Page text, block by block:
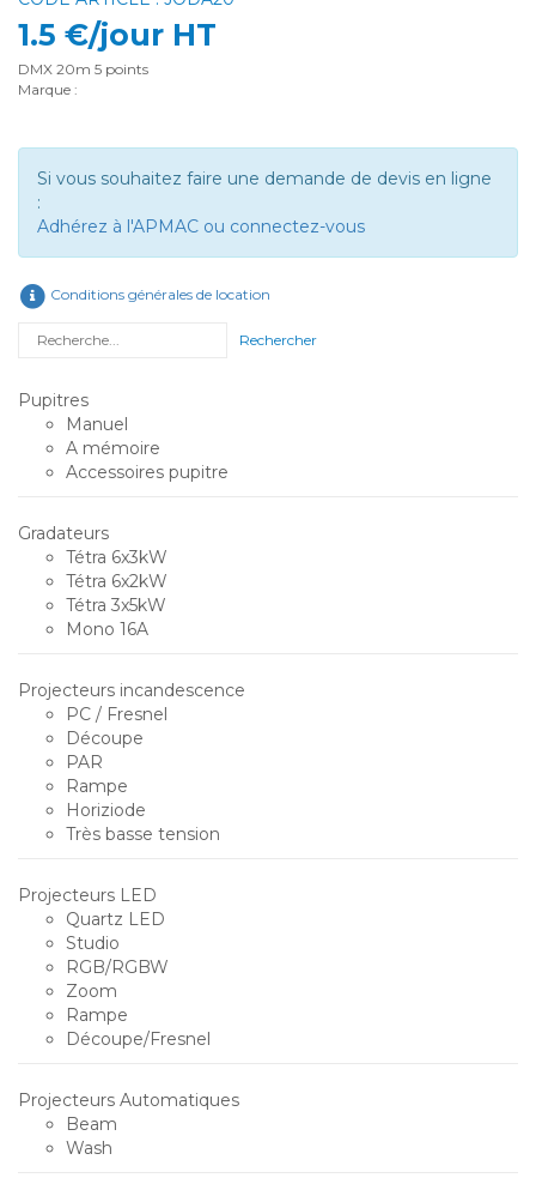
1.5 €/jour HT
DMX 20m 5 points
Marque :
Si vous souhaitez faire une demande de devis en ligne
:
Adhérez à l'APMAC ou connectez-vous
Conditions générales de location
Rechercher
Pupitres
Manuel
A mémoire
Accessoires pupitre
Gradateurs
Tétra 6x3kW
Tétra 6x2kW
Tétra 3x5kW
Mono 16A
Projecteurs incandescence
PC / Fresnel
Découpe
PAR
Rampe
Horiziode
Très basse tension
Projecteurs LED
Quartz LED
Studio
RGB/RGBW
Zoom
Rampe
Découpe/Fresnel
Projecteurs Automatiques
Beam
Wash